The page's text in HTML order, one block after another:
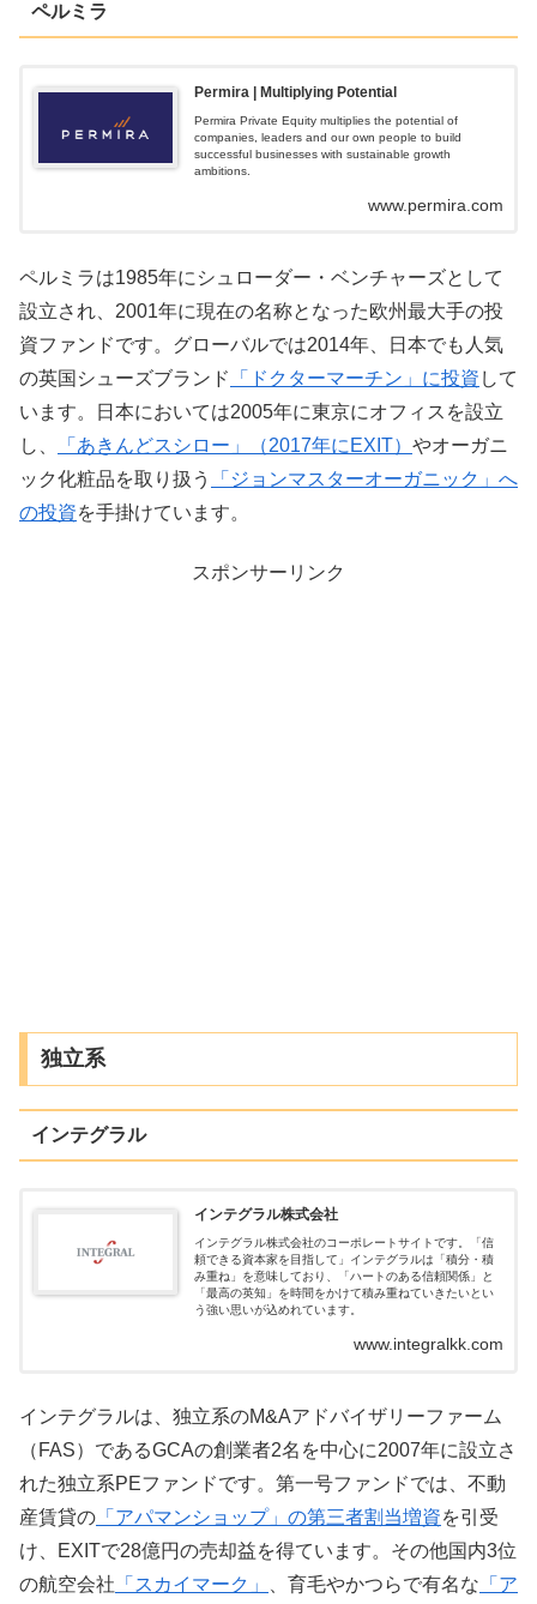
ペルミラ
Permira | Multiplying Potential
Permira Private Equity multiplies the potential of
companies, leaders and our own people to build
successful businesses with sustainable growth
ambitions.
www.permira.com
ペルミラは1985年にシュローダー・ベンチャーズとして
設立され、2001年に現在の名称となった欧州最大手の投
資ファンドです。グローバルでは2014年、日本でも人気
の英国シューズブランド
「ドクターマーチン」に投資 して
います。日本においては2005年に東京にオフィスを設立
し、
「あきんどスシロー」（2017年にEXIT） やオーガニ
ック化粧品を取り扱う
「ジョンマスターオーガニック」へ
の投資を手掛けています。
スポンサーリンク
独立系
インテグラル
インテグラル株式会社
インテグラル株式会社のコーポレートサイトです。「信
頼できる資本家を目指して」インテグラルは「積分・積
み重ね」を意味しており、「ハートのある信頼関係」と
「最高の英知」を時間をかけて積み重ねていきたいとい
う強い思いが込めれています。
www.integralkk.com
インテグラルは、独立系のM&Aアドバイザリーファーム
（FAS）であるGCAの創業者2名を中心に2007年に設立さ
れた独立系PEファンドです。第一号ファンドでは、不動
産賃貸の 「アパマンショップ」の第三者割当増資を引受
け、EXITで28億円の売却益を得ています。その他国内3位
の航空会社 「スカイマーク」 、育毛やかつらで有名な 「ア